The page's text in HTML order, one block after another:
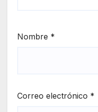
Nombre *
Correo electrónico *